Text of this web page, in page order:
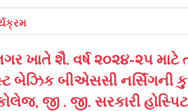
ખાતે શૈ. વર્ષ ૨૦૨૪-૨૫
બેઝિક બીએસસી નર્સિંગની
જી . જી. સરકારી